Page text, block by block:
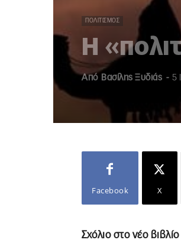
ΠΟΛΙΤΙΣΜΌΣ
Η
Από Βασίλης Ξυδιάς - 5
Facebook X
Σχόλιο στο νέο